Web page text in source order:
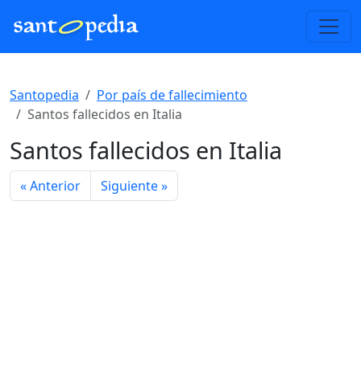
Santopedia
Por país de fallecimiento
Santos fallecidos en Italia
Santos fallecidos en Italia
« Anterior Siguiente »